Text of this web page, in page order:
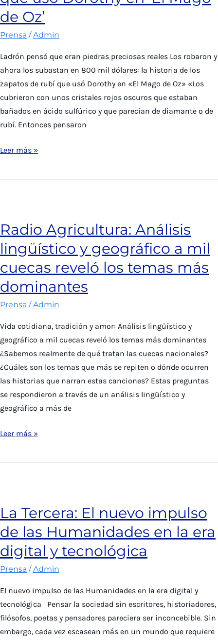
tras
incendio
de
de Oz’
Prensa /Admin
Ladrón pensó que eran piedras preciosas reales Los robaron y
ahora los subastan en 800 mil dólares: la historia de los
zapatos de rubí que usó Dorothy en «El Mago de Oz» «Los
cubrieron con unos cristales rojos oscuros que estaban
bañados en ácido sulfúrico y que parecían de diamante o de
rubí. Entonces pensaron
Las
Noticias:
los
zapatos
de
rubí
que
usó
en
‘El
Mago
de
Oz’
Leer más »
Radio Agricultura: Análisis
lingüístico y geográfico a mil
cuecas reveló los temas más
dominantes
Prensa /Admin
Vida cotidiana, tradición y amor: Análisis lingüístico y
geográfico a mil cuecas reveló los temas más dominantes
¿Sabemos realmente de qué tratan las cuecas nacionales?
¿Cuáles son los temas que más se repiten o dónde ocurren
las historias que narran estas canciones? Estas preguntas
se respondieron a través de un análisis lingüístico y
geográfico a más de
Radio
Análisis
a
mil
cuecas
reveló
los
dominantes
Leer más »
La Tercera: El nuevo impulso
de las Humanidades en la era
digital y tecnológica
Prensa /Admin
El nuevo impulso de las Humanidades en la era digital y
tecnológica Pensar la sociedad sin escritores, historiadores,
filósofos, poetas y pensadores pareciera ser inconcebible. Sin
embargo, cada vez escasean más en un mundo que requiere